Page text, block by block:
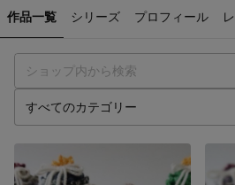
作品一覧 シリーズ プロフィール